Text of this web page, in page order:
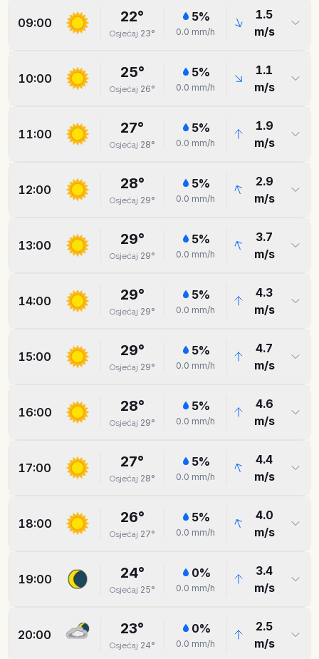
09:00 22°
Osjećaj 23°
5%
0.0 mm/h
1.5
m/s
10:00 25°
Osjećaj 26°
5%
0.0 mm/h
1.1
m/s
11:00 27°
Osjećaj 28°
5%
0.0 mm/h
1.9
m/s
12:00 28°
Osjećaj 29°
5%
0.0 mm/h
2.9
m/s
13:00 29°
Osjećaj 29°
5%
0.0 mm/h
3.7
m/s
14:00 29°
Osjećaj 29°
5%
0.0 mm/h
4.3
m/s
15:00 29°
Osjećaj 29°
5%
0.0 mm/h
4.7
m/s
16:00 28°
Osjećaj 29°
5%
0.0 mm/h
4.6
m/s
17:00 27°
Osjećaj 28°
5%
0.0 mm/h
4.4
m/s
18:00 26°
Osjećaj 27°
5%
0.0 mm/h
4.0
m/s
19:00 24°
Osjećaj 25°
0%
0.0 mm/h
3.4
m/s
20:00 23°
Osjećaj 24°
0%
0.0 mm/h
2.5
m/s